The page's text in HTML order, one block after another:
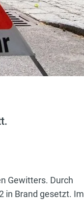
Gewitters. Durch
in Brand gesetzt. Im